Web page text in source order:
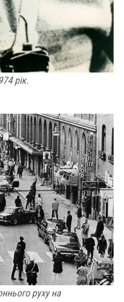
рік.
руху на